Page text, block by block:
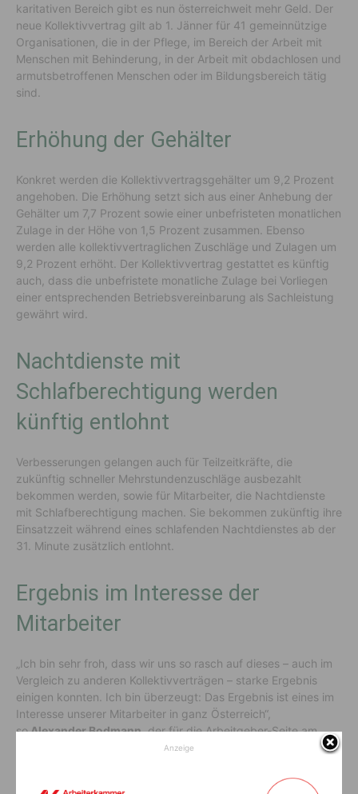
karitativen Bereich gibt es nun österreichweit mehr Geld. Der
neue Kollektivvertrag gilt ab 1. Jänner für 41 gemeinnützige
Organisationen, die in der Pflege, im Bereich der Arbeit mit
Menschen mit Behinderung, in der Arbeit mit obdachlosen und
armutsbetroffenen Menschen oder im Bildungsbereich tätig
sind.
Erhöhung der Gehälter
Konkret werden die Kollektivvertragsgehälter um 9,2 Prozent
angehoben. Die Erhöhung setzt sich aus einer Anhebung der
Gehälter um 7,7 Prozent sowie einer unbefristeten monatlichen
Zulage in der Höhe von 1,5 Prozent zusammen. Ebenso
werden alle kollektivvertraglichen Zuschläge und Zulagen um
9,2 Prozent erhöht. Der Kollektivvertrag gestattet es künftig
auch, dass die unbefristete monatliche Zulage bei Vorliegen
einer entsprechenden Betriebsvereinbarung als Sachleistung
gewährt wird.
Nachtdienste mit
Schlafberechtigung werden
künftig entlohnt
Verbesserungen gelangen auch für Teilzeitkräfte, die
zukünftig schneller Mehrstundenzuschläge ausbezahlt
bekommen werden, sowie für Mitarbeiter, die Nachtdienste
mit Schlafberechtigung machen. Sie bekommen zukünftig ihre
Einsatzzeit während eines schlafenden Nachtdienstes ab der
31. Minute zusätzlich entlohnt.
Ergebnis im Interesse der
Mitarbeiter
„Ich bin sehr froh, dass wir uns so rasch auf dieses – auch im
Vergleich zu anderen Kollektivverträgen – starke Ergebnis
einigen konnten. Ich bin überzeugt: Das Ergebnis ist eines im
Interesse unserer Mitarbeiter in ganz Österreich“,
soAlexander Bodmann, der für die Arbeitgeber-Seite am
Anzeige